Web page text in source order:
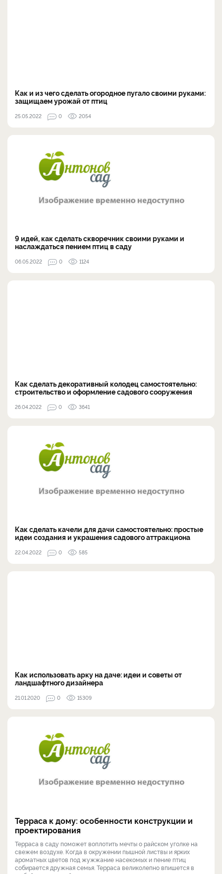
Как и из чего сделать огородное пугало своими руками:
защищаем урожай от птиц
25.05.2022 0 2054
9 идей, как сделать скворечник своими руками и
наслаждаться пением птиц в саду
06.05.2022 0 1124
Как сделать декоративный колодец самостоятельно:
строительство и оформление садового сооружения
26.04.2022 0 3641
Как сделать качели для дачи самостоятельно: простые
идеи создания и украшения садового аттракциона
22.04.2022 0 585
Как использовать арку на даче: идеи и советы от
ландшафтного дизайнера
21.01.2020 0 15309
Терраса к дому: особенности конструкции и
проектирования
Терраса в саду поможет воплотить мечты о райском уголке на
свежем воздухе. Когда в окружении пышной листвы и ярких
ароматных цветов под жужжание насекомых и пение птиц
собирается дружная семья. Терраса великолепно впишется в